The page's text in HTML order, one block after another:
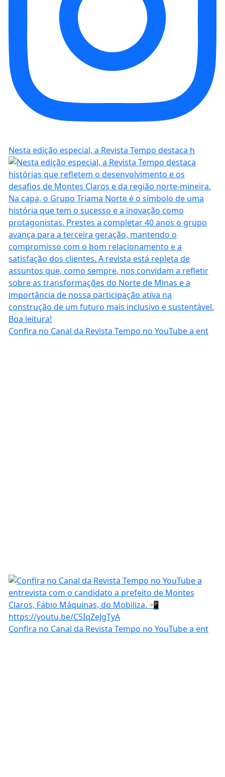
Nesta edição especial, a Revista Tempo destaca h
Confira no Canal da Revista Tempo no YouTube a ent
Confira no Canal da Revista Tempo no YouTube a ent